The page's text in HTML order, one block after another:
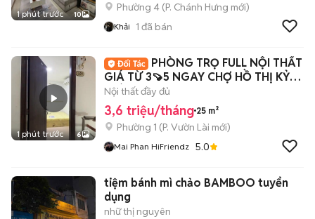
1 phút trước 10
Phường 4 (P. Chánh Hưng mới)
Khải 1 đã bán
1 phút trước 6
PHÒNG TRỌ FULL NỘI THẤT
GIÁ TỪ 3🍠5 NGAY CHỢ HỒ THỊ KỶ
GIÁP Q3-Q10-Q5
Nội thất đầy đủ
3,6 triệu/tháng 25 m²
Phường 1 (P. Vườn Lài mới)
Mai Phan HiFriendz 5.0
tiệm bánh mì chảo BAMBOO tuyển
dụng
nhữ thị nguyên